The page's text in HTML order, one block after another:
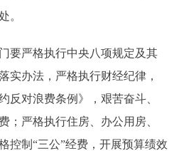
。
要严格执行中央八项规定及其
实办法，严格执行财经纪律，
反对浪费条例》，艰苦奋斗、
；严格执行住房、办公用房、
控制 “三公”经费，开展预算绩效